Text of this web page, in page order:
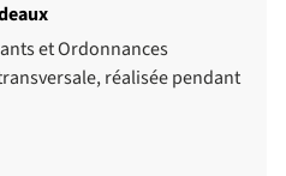
et Ordonnances
réalisée pendant